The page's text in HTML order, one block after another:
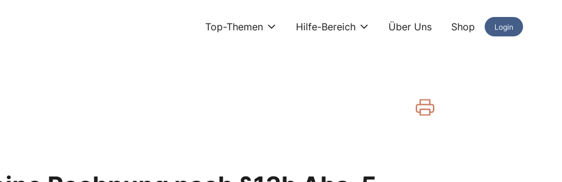
Top-Themen Hilfe-Bereich Über Uns Shop Login